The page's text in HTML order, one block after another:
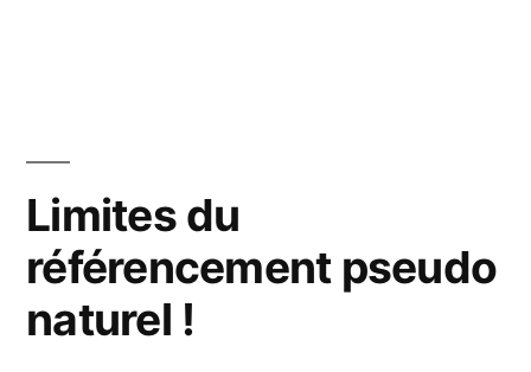
Limites du
référencement pseudo
naturel !